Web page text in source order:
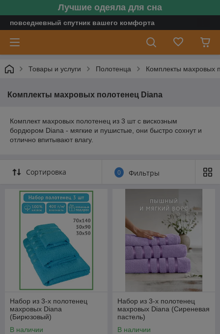
Лучшие одеяла для сна
повседневный спутник вашего комфорта
Товары и услуги Полотенца Комплекты махровых
Комплекты махровых полотенец Diana
Комплект махровых полотенец из 3 шт с вискозным
бордюром Diana - мягкие и пушистые, они быстро сохнут и
отлично впитывают влагу.
Сортировка 0 Фильтры
Набор из 3-х полотенец
махровых Diana
(Бирюзовый)
В наличии
Набор из 3-х полотенец
махровых Diana (Сиреневая
пастель)
В наличии